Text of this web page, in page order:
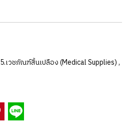
5.เวชภัณฑ์สิ้นเปลือง (Medical Supplies),